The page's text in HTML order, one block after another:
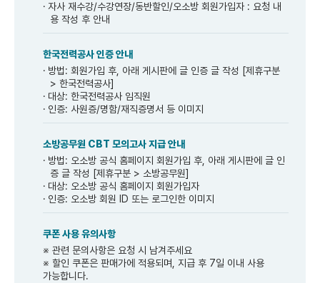
자사 재수강/수강연장/동반할인/오소방 회원가입자 : 요청 내
용 작성 후 안내
한국전력공사 인증 안내
방법: 회원가입 후, 아래 게시판에 글 인증 글 작성 [제휴구분
> 한국전력공사]
대상: 한국전력공사 임직원
인증: 사원증/명함/재직증명서 등 이미지
소방공무원 CBT 모의고사 지급 안내
방법: 오소방 공식 홈페이지 회원가입 후, 아래 게시판에 글 인
증 글 작성 [제휴구분 > 소방공무원]
대상: 오소방 공식 홈페이지 회원가입자
인증: 오소방 회원 ID 또는 로그인한 이미지
쿠폰 사용 유의사항
※ 관련 문의사항은 요청 시 남겨주세요
※ 할인 쿠폰은 판매가에 적용되며, 지급 후 7일 이내 사용
가능합니다.